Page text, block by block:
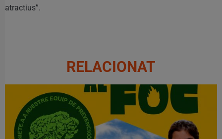
atractius”.
RELACIONAT